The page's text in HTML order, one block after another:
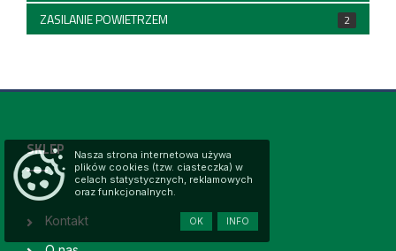
ZASILANIE POWIETRZEM 2
SKLEP
Kontakt
Nasza strona internetowa używa
plików cookies (tzw. ciasteczka) w
celach statystycznych, reklamowych
oraz funkcjonalnych.
INFO
OK